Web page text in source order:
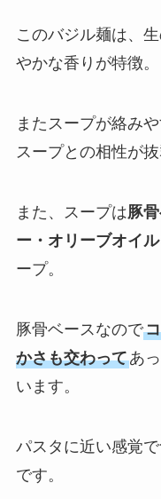
このバジル麺は、
やかな香りが特徴。
またスープが絡み
スープとの相性が抜
また、スープは豚
ー・オリーブオイル
ープ。
豚骨ベースなので
かさも交わってあ
います。
パスタに近い感覚
です。